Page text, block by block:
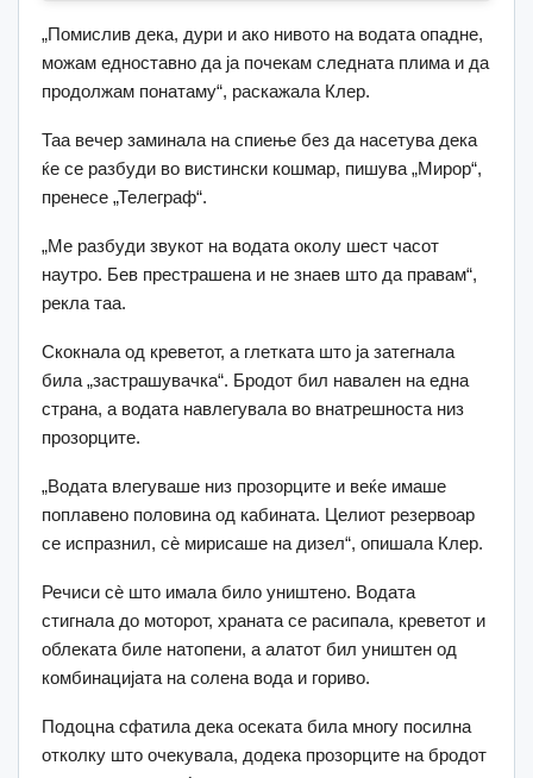
„Помислив дека, дури и ако нивото на водата опадне,
можам едноставно да ја почекам следната плима и да
продолжам понатаму“, раскажала Клер.
Таа вечер заминала на спиење без да насетува дека
ќе се разбуди во вистински кошмар, пишува „Мирор“,
пренесе „Телеграф“.
„Ме разбуди звукот на водата околу шест часот
наутро. Бев престрашена и не знаев што да правам“,
рекла таа.
Скокнала од креветот, а глетката што ја затегнала
била „застрашувачка“. Бродот бил навален на една
страна, а водата навлегувала во внатрешноста низ
прозорците.
„Водата влегуваше низ прозорците и веќе имаше
поплавено половина од кабината. Целиот резервоар
се испразнил, сè мирисаше на дизел“, опишала Клер.
Речиси сè што имала било уништено. Водата
стигнала до моторот, храната се расипала, креветот и
облеката биле натопени, а алатот бил уништен од
комбинацијата на солена вода и гориво.
Подоцна сфатила дека осеката била многу посилна
отколку што очекувала, додека прозорците на бродот